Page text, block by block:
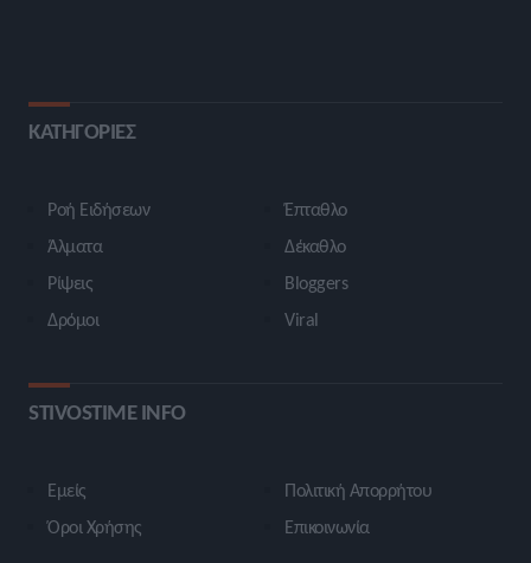
ΚΑΤΗΓΟΡΙΕΣ
Ροή Ειδήσεων
Άλματα
Ρίψεις
Δρόμοι
Έπταθλο
Δέκαθλο
Bloggers
Viral
STIVOSTIME INFO
Εμείς
Όροι Χρήσης
Πολιτική Απορρήτου
Επικοινωνία